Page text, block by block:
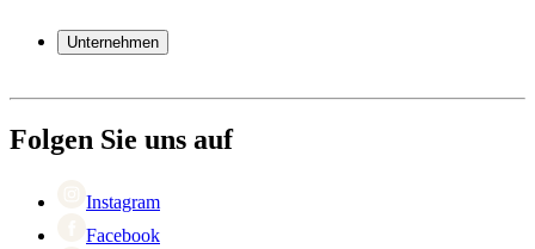
Garantie
Bezahlung
Rückgabe
Unternehmen
Black Friday
Singles Day
Folgen Sie uns auf
Instagram
Facebook